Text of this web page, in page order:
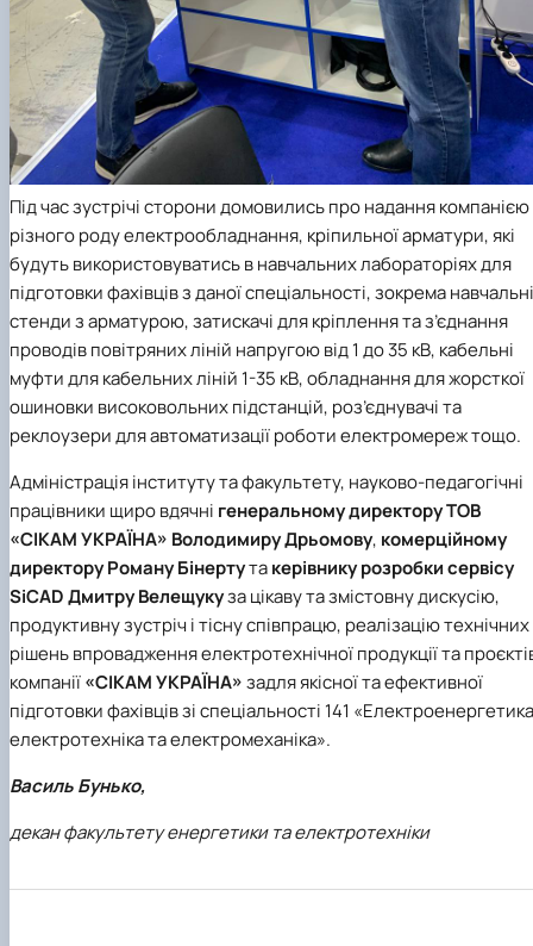
Під час зустрічі сторони домовились про надання компанією
різного роду електрообладнання, кріпильної арматури, які
будуть використовуватись в навчальних лабораторіях для
підготовки фахівців з даної спеціальності, зокрема навчальні
стенди з арматурою, затискачі для кріплення та з’єднання
проводів повітряних ліній напругою від 1 до 35 кВ, кабельні
муфти для кабельних ліній 1-35 кВ, обладнання для жорсткої
ошиновки високовольних підстанцій, роз’єднувачі та
реклоузери для автоматизації роботи електромереж тощо.
Адміністрація інституту та факультету, науково-педагогічні
працівники щиро вдячні генеральному директору ТОВ
«СІКАМ УКРАЇНА» Володимиру Дрьомову, комерційному
директору Роману Бінертутакерівнику розробки сервісу
SiCAD Дмитру Велещукуза цікаву та змістовну дискусію,
продуктивну зустріч і тісну співпрацю, реалізацію технічних
рішень впровадження електротехнічної продукції та
компанії«СІКАМ УКРАЇНА»задля якісної та ефективної
підготовки фахівців зі спеціальності 141
електротехніка та електромеханіка».
Василь Бунько,
декан факультету енергетики та електротехніки